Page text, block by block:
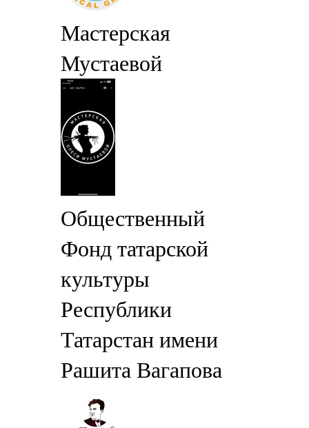
Мастерская
Мустаевой
Общественный
Фонд татарской
культуры
Республики
Татарстан имени
Рашита Вагапова